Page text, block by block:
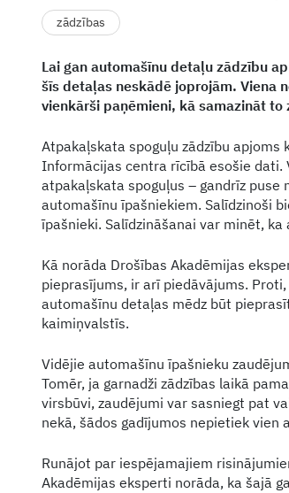
zādzības
Lai gan automašīnu detaļu zādzību
šīs detaļas neskādē joprojām. Viena
vienkārši paņēmieni, kā samazināt to
Atpakaļskata spoguļu zādzību
Informācijas centra rīcībā esošie dati.
atpakaļskata spoguļus – gandrīz
automašīnu īpašniekiem. Salīdzinoši
īpašnieki. Salīdzināšanai var minēt,
Kā norāda Drošības Akadēmijas
pieprasījums, ir arī piedāvājums.
automašīnu detaļas mēdz būt
kaimiņvalstīs.
Vidējie automašīnu īpašnieku
Tomēr, ja garnadži zādzības laikā
virsbūvi, zaudējumi var sasniegt pat
nekā, šādos gadījumos nepietiek
Runājot par iespējamajiem
Akadēmijas eksperti norāda, ka šajā